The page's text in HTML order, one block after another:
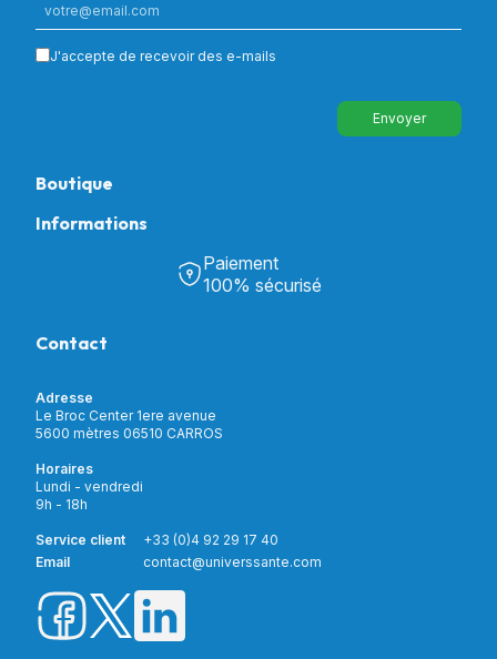
J'accepte de recevoir des e-mails
Envoyer
Boutique
Puériculture
Incontinence
Soins & Diagnostic
Aide à la mobilité
Matériel de location
Nouveautés
Promotions
Prix barrés
Informations
Découvrir Univers Santé
Notre catalogue
Mon compte
Livraison et paiement
Paiement
100% sécurisé
Contact
Adresse
Le Broc Center 1ere avenue
5600 mètres 06510 CARROS
Horaires
Lundi - vendredi
9h - 18h
Service client
+33 (0)4 92 29 17 40
Email
contact@universsante.com